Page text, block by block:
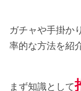
ガチャや手掛か
率的な方法を紹
まず知識として